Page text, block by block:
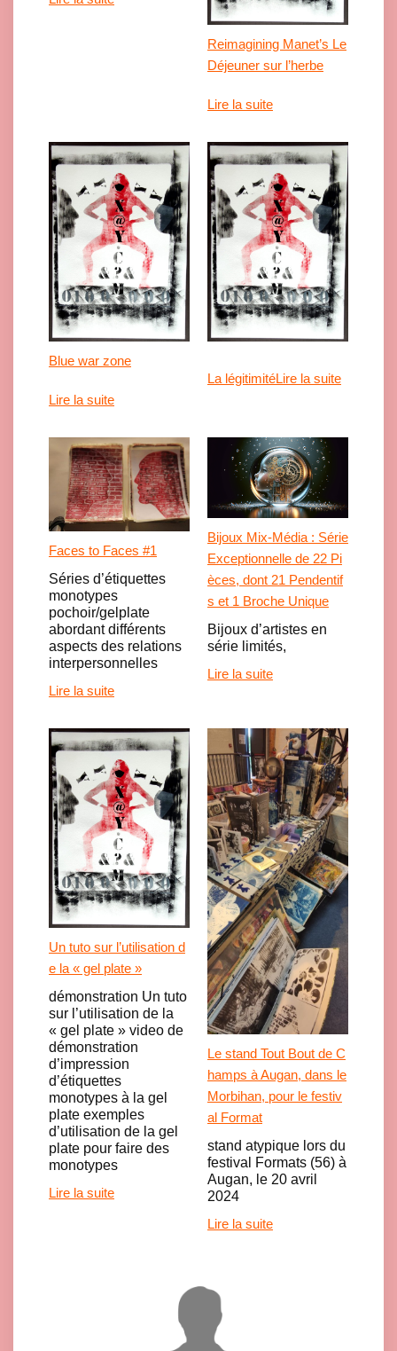
Reimagining Manet’s Le
Déjeuner sur l’herbe
Lire la suite
Blue war zone
Lire la suite
La légitimitéLire la suite
Faces to Faces #1
Séries d’étiquettes
monotypes
pochoir/gelplate
abordant différents
aspects des relations
interpersonnelles
Lire la suite
Bijoux Mix-Média : Série
Exceptionnelle de 22 Pi
èces, dont 21 Pendentif
s et 1 Broche Unique
Bijoux d’artistes en
série limités,
Lire la suite
Un tuto sur l’utilisation d
e la « gel plate »
démonstration Un tuto
sur l’utilisation de la
« gel plate » video de
démonstration
d’impression
d’étiquettes
monotypes à la gel
plate exemples
d’utilisation de la gel
plate pour faire des
monotypes
Lire la suite
Le stand Tout Bout de C
hamps à Augan, dans le
Morbihan, pour le festiv
al Format
stand atypique lors du
festival Formats (56) à
Augan, le 20 avril
2024
Lire la suite
Click here to accept Marketing cookies and load this content